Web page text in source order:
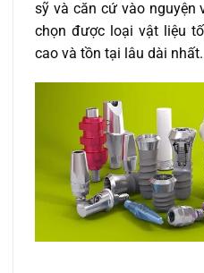
sỹ và căn cứ vào nguyện
chọn được loại vật liệu
cao và tồn tại lâu dài nhất.